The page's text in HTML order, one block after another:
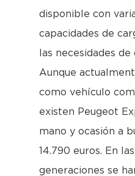
disponible con
capacidades de
las necesidades
Aunque
como vehículo
existen Peugeot
mano y ocasión a
14.790 euros. En
generaciones se